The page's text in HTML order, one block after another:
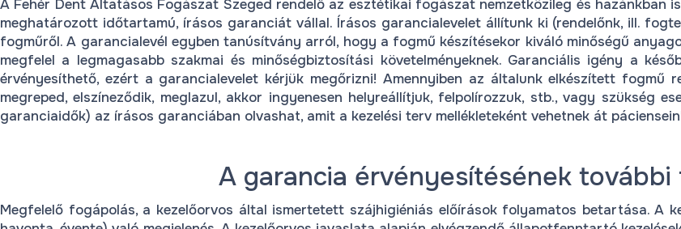
A Fehér Dent Altatásos Fogászat Szeged rendelő az esztétikai fogászat nemzetközileg és hazánkban
meghatározott időtartamú, írásos garanciát vállal. Írásos garancialevelet állítunk ki (rendelőnk, ill.
fogműről. A garancialevél egyben tanúsítvány arról, hogy a fogmű készítésekor kiváló minőségű
megfelel a legmagasabb szakmai és minőségbiztosítási követelményeknek. Garanciális igény a
érvényesíthető, ezért a garancialevelet kérjük megőrizni! Amennyiben az általunk elkészített fogmű
megreped, elszíneződik, meglazul, akkor ingyenesen helyreállítjuk, felpolírozzuk, stb., vagy szükség
garanciaidők) az írásos garanciában olvashat, amit a kezelési terv mellékleteként vehetnek át
A garancia érvényesítésének
Megfelelő fogápolás, a kezelőorvos által ismertetett szájhigiéniás előírások folyamatos betartása. A